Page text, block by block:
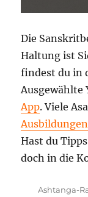
Die
Haltung ist
findest du in
Ausgewählte
App. Viele
Ausbildungen
Hast du
doch in die
Autor
Ashtanga-